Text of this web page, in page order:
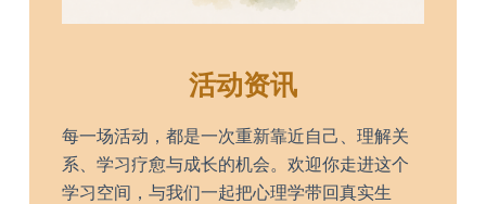
活动资讯
每一场活动，都是一次重新靠近自己、理解关
系、学习疗愈与成长的机会。欢迎你走进这个
学习空间，与我们一起把心理学带回真实生